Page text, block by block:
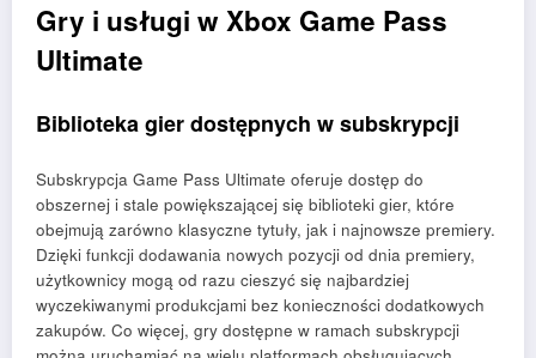
Gry i usługi w Xbox Game Pass
Ultimate
Biblioteka gier dostępnych w subskrypcji
Subskrypcja Game Pass Ultimate oferuje dostęp do
obszernej i stale powiększającej się biblioteki gier, które
obejmują zarówno klasyczne tytuły, jak i najnowsze premiery.
Dzięki funkcji dodawania nowych pozycji od dnia premiery,
użytkownicy mogą od razu cieszyć się najbardziej
wyczekiwanymi produkcjami bez konieczności dodatkowych
zakupów. Co więcej, gry dostępne w ramach subskrypcji